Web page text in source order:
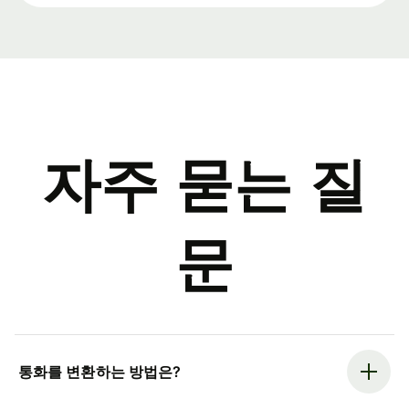
자주 묻는 질
문
통화를 변환하는 방법은?